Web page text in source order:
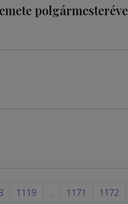
1119 ... 1171 1172